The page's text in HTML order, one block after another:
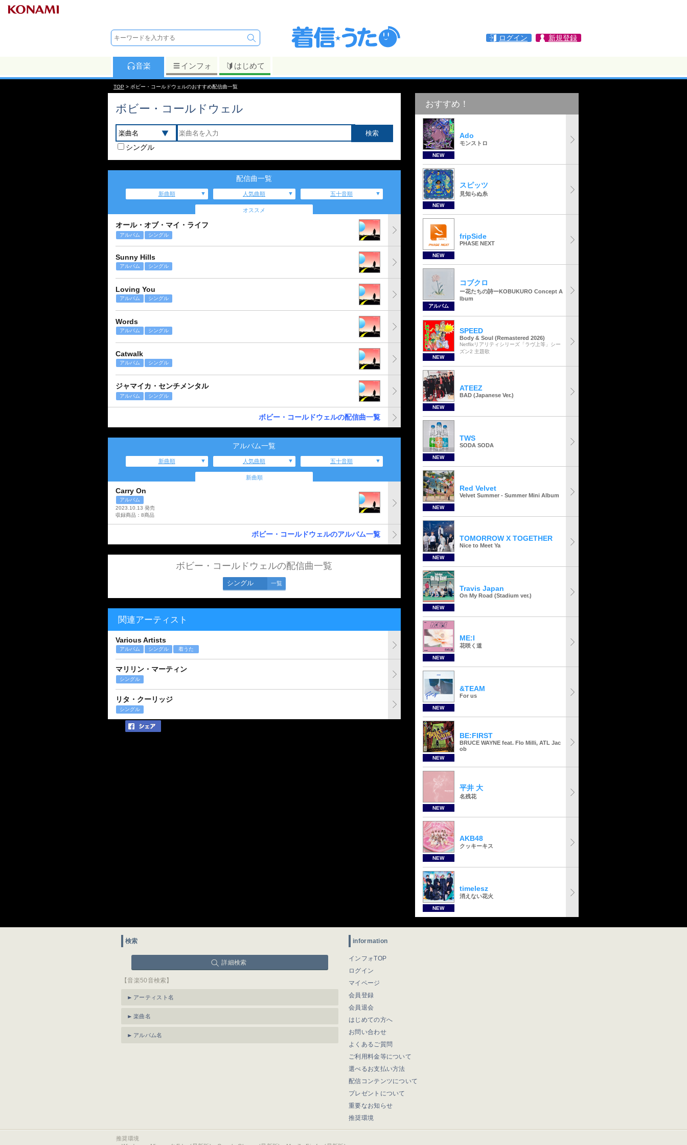
ログイン 新規登録
音楽 インフォ はじめて
TOP > ボビー・コールドウェルのおすすめ配信曲一覧
ボビー・コールドウェル
シングル
配信曲一覧
新曲順 人気曲順 五十音順
オススメ
オール・オブ・マイ・ライフ
アルバム シングル
Sunny Hills
アルバム シングル
Loving You
アルバム シングル
Words
アルバム シングル
Catwalk
アルバム シングル
ジャマイカ・センチメンタル
アルバム シングル
ボビー・コールドウェルの配信曲一覧
アルバム一覧
新曲順 人気曲順 五十音順
新曲順
Carry On
アルバム
2023.10.13 発売
収録商品：8商品
ボビー・コールドウェルのアルバム一覧
ボビー・コールドウェルの配信曲一覧
シングル 一覧
関連アーティスト
Various Artists
アルバム シングル 着うた
マリリン・マーティン
シングル
リタ・クーリッジ
シングル
おすすめ！
NEW
Ado
モンストロ
NEW
スピッツ
見知らぬ糸
NEW
fripSide
PHASE NEXT
アルバム
コブクロ
ー花たちの詩ーKOBUKURO Concept A
lbum
NEW
SPEED
Body & Soul (Remastered 2026)
Netflixリアリティシリーズ「ラヴ上等」シー
ズン2 主題歌
NEW
ATEEZ
BAD (Japanese Ver.)
NEW
TWS
SODA SODA
NEW
Red Velvet
Velvet Summer - Summer Mini Album
NEW
TOMORROW X TOGETHER
Nice to Meet Ya
NEW
Travis Japan
On My Road (Stadium ver.)
NEW
ME:I
花咲く道
NEW
&TEAM
For us
NEW
BE:FIRST
BRUCE WAYNE feat. Flo Milli, ATL Jac
ob
NEW
平井 大
名残花
NEW
AKB48
クッキーキス
NEW
timelesz
消えない花火
検索
詳細検索
【音楽50音検索】
アーティスト名
楽曲名
アルバム名
information
インフォTOP
ログイン
マイページ
会員登録
会員退会
はじめての方へ
お問い合わせ
よくあるご質問
ご利用料金等について
選べるお支払い方法
配信コンテンツについて
プレゼントについて
重要なお知らせ
推奨環境
推奨環境